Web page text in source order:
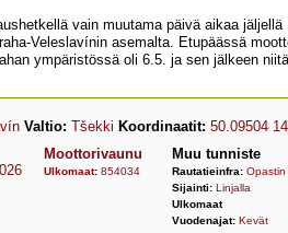
vain muutama päivä aikaa
Veleslavínin asemalta. Etupäässä
ympäristössä oli 6.5. ja sen jälkeen
Valtio: Tšekki Koordinaatit: 50.09504
Moottorivaunu
Ulkomaat: 854034
Muu tunniste
Rautatieinfra: Opastin
Sijainti: Linjalla
Ulkomaat
Vuodenajat: Kevät